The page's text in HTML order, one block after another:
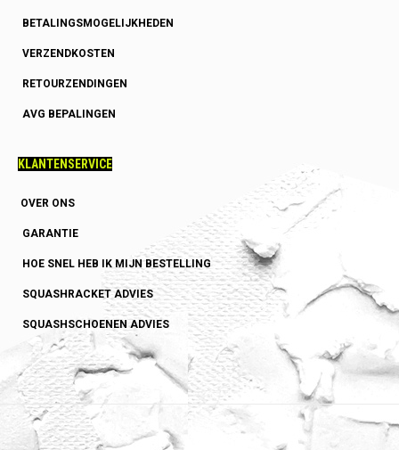
BETALINGSMOGELIJKHEDEN
VERZENDKOSTEN
RETOURZENDINGEN
AVG BEPALINGEN
KLANTENSERVICE
OVER ONS
GARANTIE
HOE SNEL HEB IK MIJN BESTELLING
SQUASHRACKET ADVIES
SQUASHSCHOENEN ADVIES